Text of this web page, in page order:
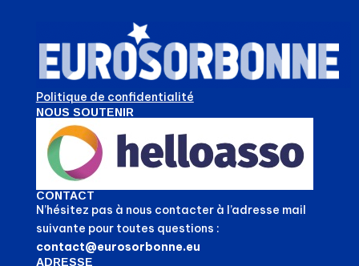
Politique de confidentialité
NOUS SOUTENIR
CONTACT
N’hésitez pas à nous contacter à l’adresse mail
suivante pour toutes questions :
contact@eurosorbonne.eu
ADRESSE